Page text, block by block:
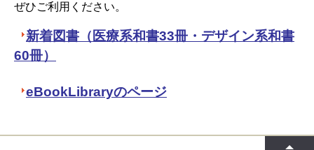
ぜひご利用ください。
新着図書（医療系和書33冊・デザイン系和書
60冊）
eBookLibraryのページ